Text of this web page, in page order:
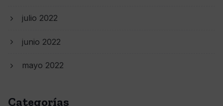
julio 2022
junio 2022
mayo 2022
Categorías